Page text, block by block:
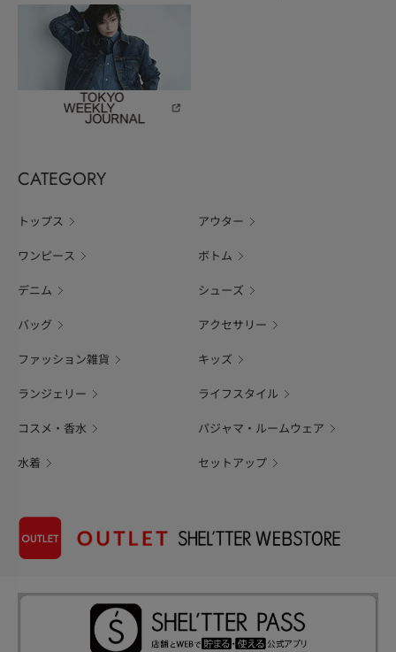
CATEGORY
トップス アウター
ワンピース ボトム
デニム シューズ
バッグ アクセサリー
ファッション雑貨 キッズ
ランジェリー ライフスタイル
コスメ・香水 パジャマ・ルームウェア
水着 セットアップ